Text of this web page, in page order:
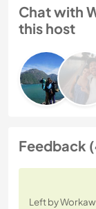
Chat with
this host
Feedback
Left by